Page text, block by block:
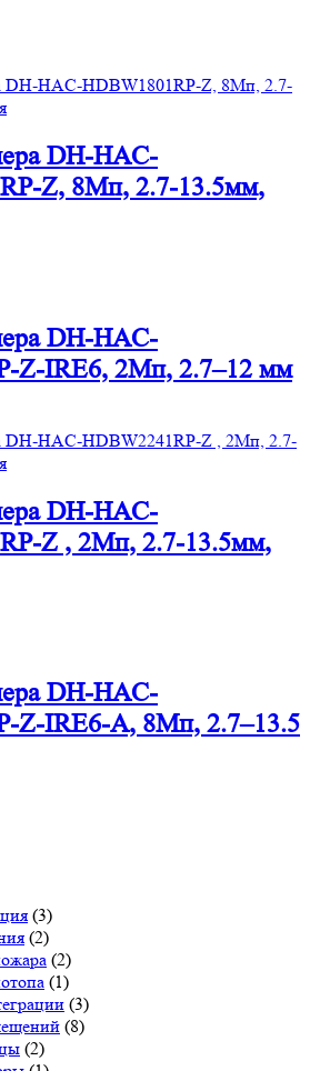
DH-HAC-
Z, 8Mп, 2.7-13.5мм,
DH-HAC-
Z-IRE6, 2Mп, 2.7–12 мм
DH-HAC-
Z , 2Mп, 2.7-13.5мм,
DH-HAC-
Z-IRE6-A, 8Mп, 2.7–13.5
(3)
(2)
(2)
(1)
(3)
(8)
(2)